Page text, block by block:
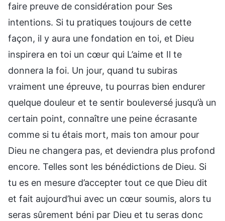
faire preuve de considération pour Ses
intentions. Si tu pratiques toujours de cette
façon, il y aura une fondation en toi, et Dieu
inspirera en toi un cœur qui L’aime et Il te
donnera la foi. Un jour, quand tu subiras
vraiment une épreuve, tu pourras bien endurer
quelque douleur et te sentir bouleversé jusqu’à un
certain point, connaître une peine écrasante
comme si tu étais mort, mais ton amour pour
Dieu ne changera pas, et deviendra plus profond
encore. Telles sont les bénédictions de Dieu. Si
tu es en mesure d’accepter tout ce que Dieu dit
et fait aujourd’hui avec un cœur soumis, alors tu
seras sûrement béni par Dieu et tu seras donc